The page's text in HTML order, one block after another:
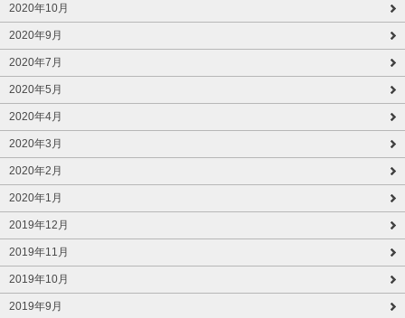
2020年10月
2020年9月
2020年7月
2020年5月
2020年4月
2020年3月
2020年2月
2020年1月
2019年12月
2019年11月
2019年10月
2019年9月